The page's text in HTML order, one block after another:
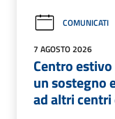
COMUNICATI
7 AGOSTO 2026
Centro
un sostegno
ad altri